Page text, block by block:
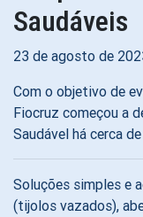
Saudáveis
23 de agosto de
Com o objetivo de
Fiocruz começou a
Saudável há cerca
Soluções simples e
(tijolos vazados),